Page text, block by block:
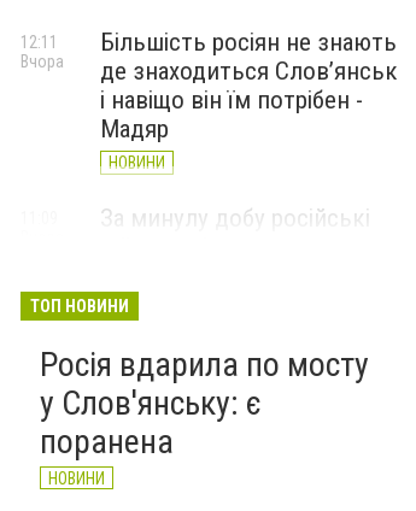
Більшість росіян не знають
де знаходиться Слов’янськ
і навіщо він їм потрібен -
Мадяр
НОВИНИ
12:11
Вчора
За минулу добу російські
великої війни: 6 серпня
ТОП НОВИНИ
Росія вдарила по мосту
у Слов'янську: є
поранена
НОВИНИ